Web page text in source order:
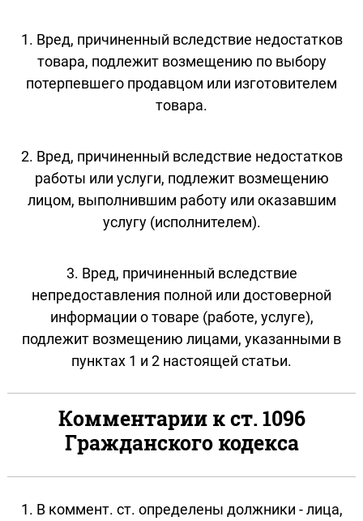
1. Вред, причиненный вследствие недостатков
товара, подлежит возмещению по выбору
потерпевшего продавцом или изготовителем
товара.
2. Вред, причиненный вследствие недостатков
работы или услуги, подлежит возмещению
лицом, выполнившим работу или оказавшим
услугу (исполнителем).
3. Вред, причиненный вследствие
непредоставления полной или достоверной
информации о товаре (работе, услуге),
подлежит возмещению лицами, указанными в
пунктах 1 и 2 настоящей статьи.
Комментарии к ст. 1096
Гражданского кодекса
1. В коммент. ст. определены должники - лица,